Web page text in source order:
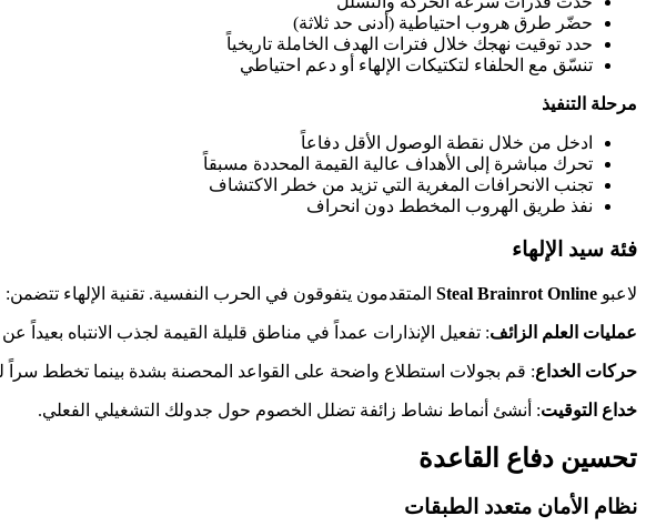
حضّر طرق هروب احتياطية (أدنى حد ثلاثة)
حدد توقيت نهجك خلال فترات الهدف الخاملة تاريخياً
تنسّق مع الحلفاء لتكتيكات الإلهاء أو دعم احتياطي
مرحلة التنفيذ
ادخل من خلال نقطة الوصول الأقل دفاعاً
تحرك مباشرة إلى الأهداف عالية القيمة المحددة مسبقاً
تجنب الانحرافات المغرية التي تزيد من خطر الاكتشاف
نفذ طريق الهروب المخطط دون انحراف
فئة سيد الإلهاء
لاعبو Steal Brainrot Online المتقدمون يتفوقون في الحرب النفسية. تقنية الإلهاء تتضمن:
عمليات العلم الزائف: تفعيل الإنذارات عمداً في مناطق قليلة القيمة لجذب الانتباه
حركات الخداع: قم بجولات استطلاع واضحة على القواعد المحصنة بشدة بينما تخطط سراً
خداع التوقيت: أنشئ أنماط نشاط زائفة تضلل الخصوم حول جدولك التشغيلي الفعلي.
تحسين دفاع القاعدة
نظام الأمان متعدد الطبقات